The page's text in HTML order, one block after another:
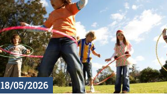
18/05/2026